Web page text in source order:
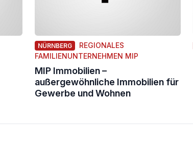
NÜRNBERG
REGIONALES
FAMILIENUNTERNEHMEN MIP
MIP Immobilien –
außergewöhnliche Immobilien für
Gewerbe und Wohnen